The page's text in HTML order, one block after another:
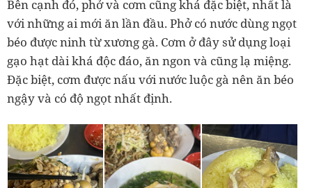
Bên cạnh đó, phở và cơm cũng khá đặc biệt, nhất là
với những ai mới ăn lần đầu. Phở có nước dùng ngọt
béo được ninh từ xương gà. Cơm ở đây sử dụng loại
gạo hạt dài khá độc đáo, ăn ngon và cũng lạ miệng.
Đặc biệt, cơm được nấu với nước luộc gà nên ăn béo
ngậy và có độ ngọt nhất định.